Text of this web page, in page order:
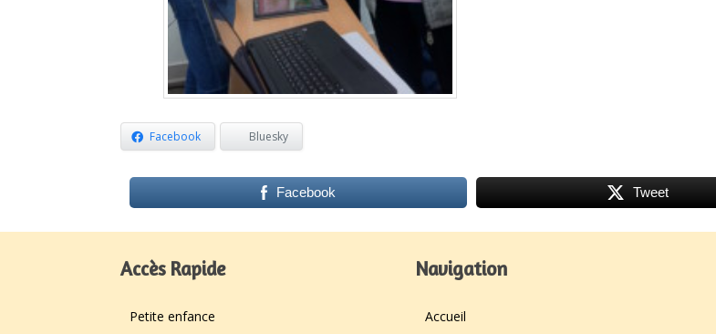
Facebook Bluesky
Facebook Tweet
Accès Rapide
Petite enfance
Navigation
Accueil